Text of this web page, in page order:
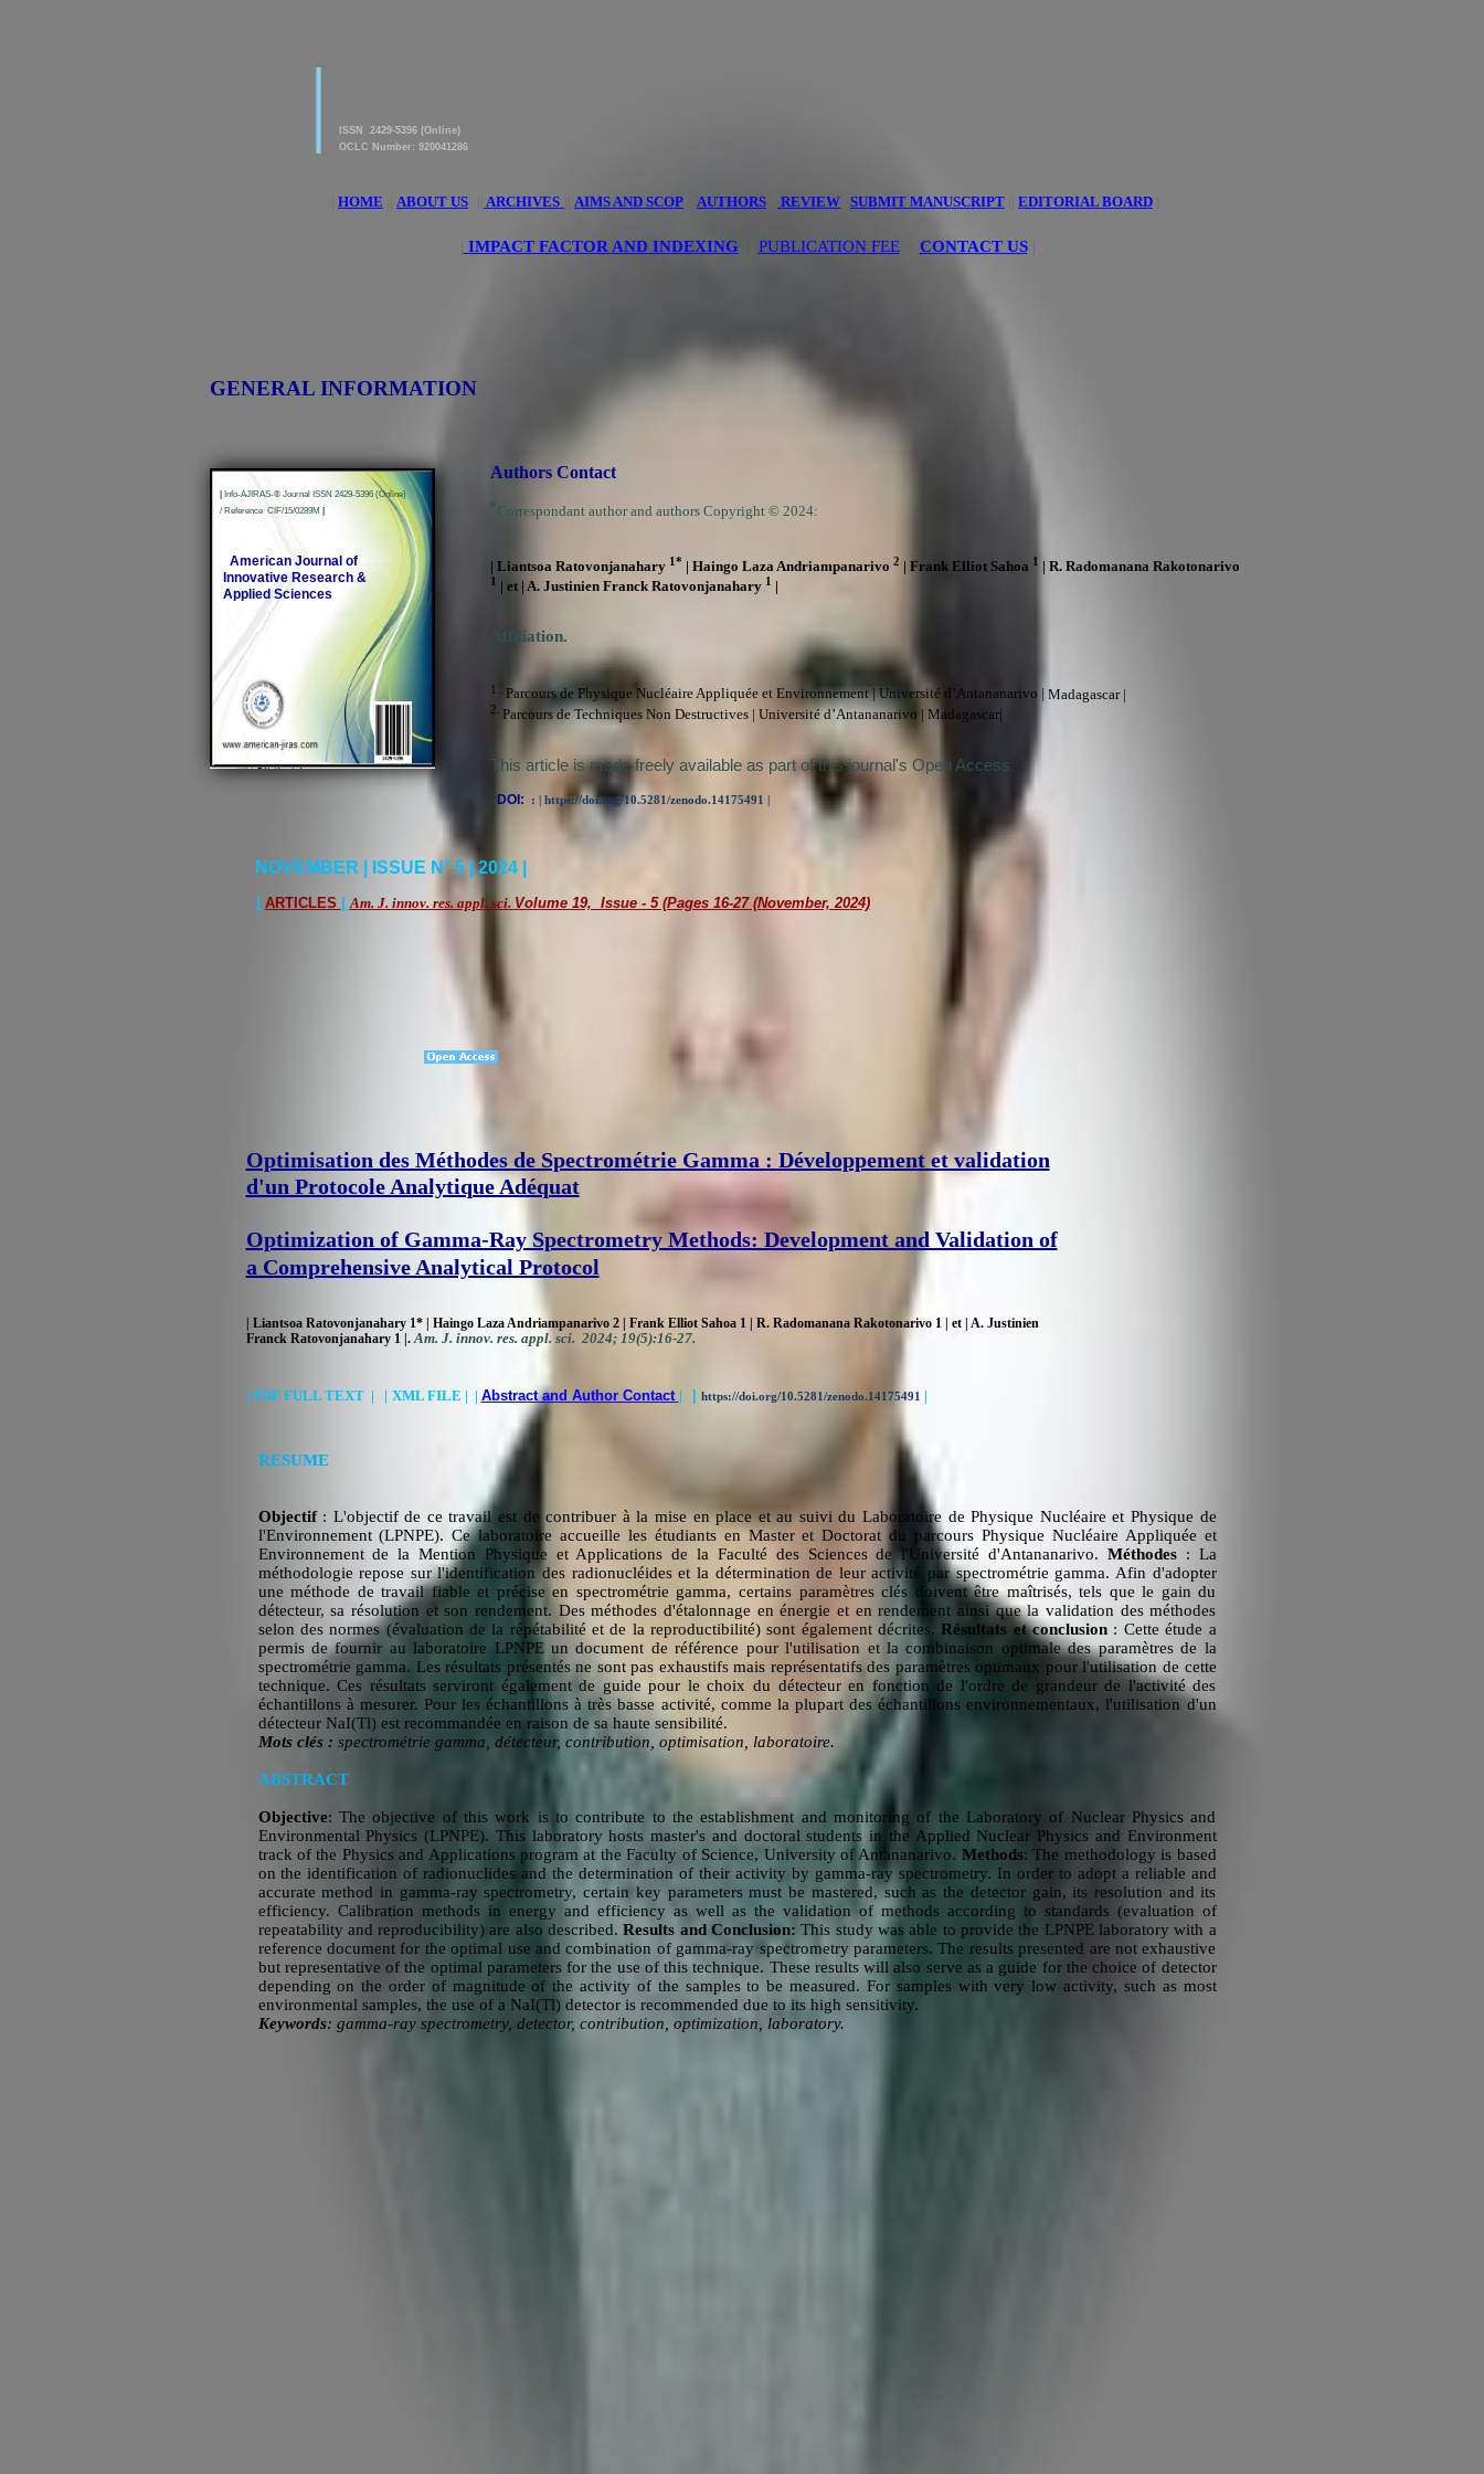
GENERAL INFORMATION
HOME ABOUT US ARCHIVES AIMS AND SCOP AUTHORS REVIEW SUBMIT MANUSCRIPT EDITORIAL BOARD
IMPACT FACTOR AND INDEXING PUBLICATION FEE CONTACT US
|Info-AJIRAS-® Journal ISSN 2429-5396 (Online)
/ Reference CIF/15/0289M |
American Journal of
Innovative Research &
Applied Sciences
|
ISSN 2429-5396 (Online)
OCLC Number: 920041286
Authors Contact
*Correspondant author and authors Copyright © 2024:
| Liantsoa Ratovonjanahary 1* | Haingo Laza Andriampanarivo 2 | Frank Elliot Sahoa 1 | R. Radomanana Rakotonarivo
1 | et | A. Justinien Franck Ratovonjanahary 1 |
Affiliation.
1 . Parcoursde Physique NucléaireAppliquée et Environnement |Université d’Antananarivo | Madagascar |
2. ParcoursdeTechniques Non Destructives | Universitéd’Antananarivo | Madagascar|
This article is made freely available as part of this journal's Open Access:
DOI: : | https://doi.org/10.5281/zenodo.14175491 |
NOVEMBER | ISSUE N° 5 | 2024 |
| ARTICLES | Am. J. innov. res. appl. sci. Volume 19, Issue - 5 (Pages 16-27 (November, 2024)
RESUME
Objectif: L'objectif de ce travail est de contribuer à la mise en place et au suivi du Laboratoire de Physique Nucléaire et Physique de
l'Environnement (LPNPE). Ce laboratoire accueille les étudiants en Master et Doctorat du parcours Physique Nucléaire Appliquée et
Environnement de la Mention Physique et Applications de la Faculté des Sciences de l'Université d'Antananarivo. Méthodes: La
méthodologie repose sur l'identification des radionucléides et la détermination de leur activité par spectrométrie gamma. Afin d'adopter
une méthode de travail fiable et précise en spectrométrie gamma, certains paramètres clés doivent être maîtrisés, tels que le gain du
détecteur, sa résolution et son rendement. Des méthodes d'étalonnage en énergie et en rendement ainsi que la validation des méthodes
selon des normes (évaluation de la répétabilité et de la reproductibilité) sont également décrites.Résultats et conclusion : Cette étude a
permis de fournir au laboratoire LPNPE un document de référence pour l'utilisation et la combinaison optimale des paramètres de la
spectrométrie gamma. Les résultats présentés ne sont pas exhaustifs mais représentatifs des paramètres optimaux pour l'utilisation de cette
technique. Ces résultats serviront également de guide pour le choix du détecteur en fonction de l'ordre de grandeur de l'activité des
échantillons à mesurer. Pour les échantillons à très basse activité, comme la plupart des échantillons environnementaux, l'utilisation d'un
détecteur NaI(Tl) est recommandée en raison de sa haute sensibilité.
Mots clés : spectrométrie gamma, détecteur, contribution, optimisation, laboratoire.
ABSTRACT
Objective: The objective of this work is to contribute to the establishment and monitoring of the Laboratory of Nuclear Physics and
Environmental Physics (LPNPE). This laboratory hosts master's and doctoral students in the Applied Nuclear Physics and Environment
track of the Physics and Applications program at the Faculty of Science, University of Antananarivo. Methods: The methodology is based
on the identification of radionuclides and the determination of their activity by gamma-ray spectrometry. In order to adopt a reliable and
accurate method in gamma-ray spectrometry, certain key parameters must be mastered, such as the detector gain, its resolution and its
efficiency. Calibration methods in energy and efficiency as well as the validation of methods according to standards (evaluation of
repeatability and reproducibility) are also described.Results and Conclusion:This study was able to provide the LPNPE laboratory with a
reference document for the optimal use and combination of gamma-ray spectrometry parameters. The results presented are not exhaustive
but representative of the optimal parameters for the use of this technique. These results will also serve as a guide for the choice of detector
depending on the order of magnitude of the activity of the samples to be measured. For samples with very low activity, such as most
environmental samples, the use of a NaI(Tl) detector is recommended due to its high sensitivity.
Keywords: gamma-ray spectrometry, detector, contribution, optimization, laboratory.
Optimisation des Méthodes de Spectrométrie Gamma : Développement et validation
d'un Protocole Analytique Adéquat
Optimization of Gamma-Ray Spectrometry Methods: Development and Validation of
a Comprehensive Analytical Protocol
| Liantsoa Ratovonjanahary 1* | Haingo Laza Andriampanarivo 2 | Frank Elliot Sahoa 1 | R. Radomanana Rakotonarivo 1 | et | A. Justinien
Franck Ratovonjanahary 1 |. Am. J. innov. res. appl. sci. 2024; 19(5):16-27.
| PDF FULL TEXT | | XML FILE | | Abstract and Author Contact | | https://doi.org/10.5281/zenodo.14175491 |